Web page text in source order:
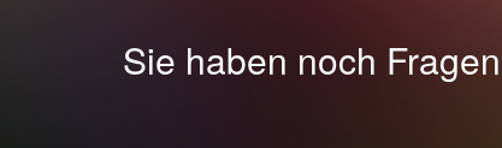
Sie haben noch